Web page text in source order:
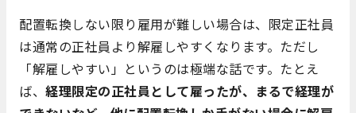
配置転換しない限り雇用が難しい場合は、限定正社員
は通常の正社員より解雇しやすくなります。ただし
「解雇しやすい」というのは極端な話です。たとえ
ば、 経理限定の正社員として雇ったが、まるで経理が